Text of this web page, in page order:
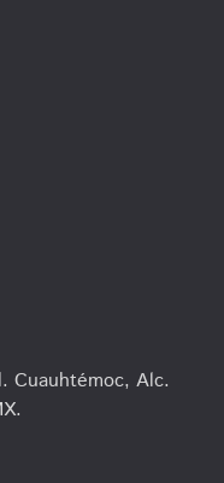
Cuauhtémoc, Alc.